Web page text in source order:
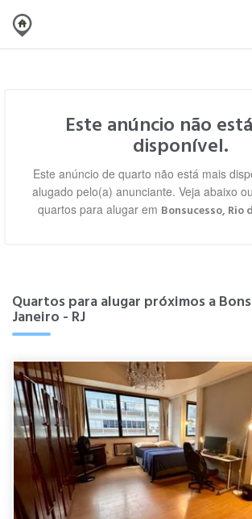
Este anúncio não
disponível.
Este anúncio de quarto não está mais
alugado pelo(a) anunciante. Veja abaixo
quartos para alugar em Bonsucesso, Rio
Quartos para alugar próximos a
Janeiro - RJ